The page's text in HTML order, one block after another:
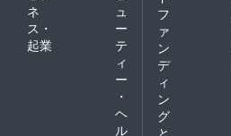
ネ
ス・
起業
ュ
ー
テ
ィ
ー
・
ヘ
ル
フ
ァ
ン
デ
ィ
ン
グ